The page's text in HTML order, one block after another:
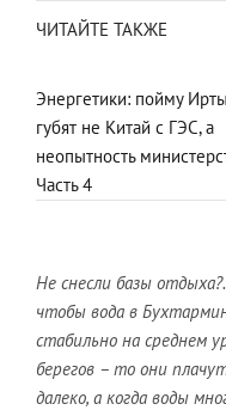
ЧИТАЙТЕ ТАКЖЕ
Энергетики: пойму
губят не Китай с ГЭС, а
неопытность
Часть 4
Не снесли базы
чтобы вода в
стабильно на среднем
берегов – то они
далеко, а когда воды